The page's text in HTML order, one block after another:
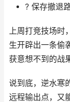
? 保存撤退
上周打竞技场时
生开辟出一条偷
获意想不到的战
说到底，逆水寒
远程输出点，又